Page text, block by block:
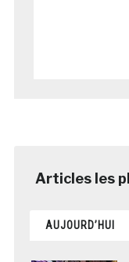
AUJOURD’HUI